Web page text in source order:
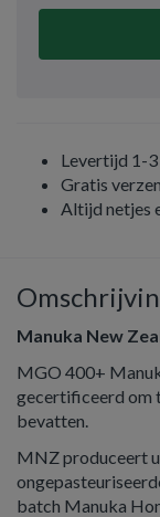
Levertijd 1-
Gratis
Altijd netjes
Manuka New
MGO 400+
gecertificeerd om
bevatten.
MNZ produceert
batch Manuka